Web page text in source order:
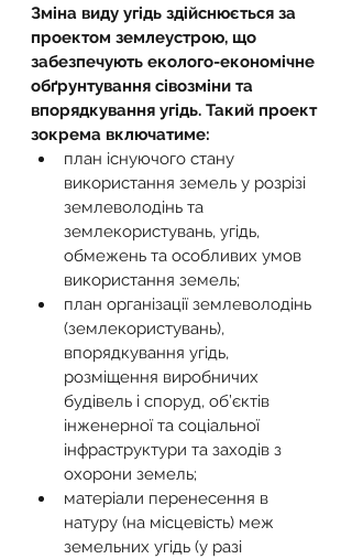
Зміна виду угідь здійснюється за
проектом землеустрою, що
забезпечують еколого-економічне
обґрунтування сівозміни та
впорядкування угідь. Такий проект
зокрема включатиме:
план існуючого стану
використання земель у розрізі
землеволодінь та
землекористувань, угідь,
обмежень та особливих умов
використання земель;
план організації землеволодінь
(землекористувань),
впорядкування угідь,
розміщення виробничих
будівель і споруд, об’єктів
інженерної та соціальної
інфраструктури та заходів з
охорони земель;
матеріали перенесення в
натуру (на місцевість) меж
земельних угідь (у разі